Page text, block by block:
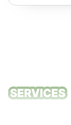
empfehlen!